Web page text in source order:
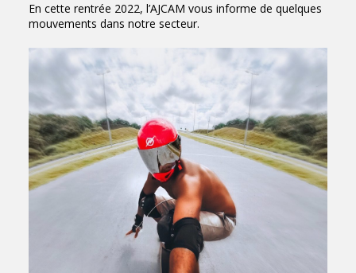
En cette rentrée 2022, l’AJCAM vous informe de quelques
mouvements dans notre secteur.